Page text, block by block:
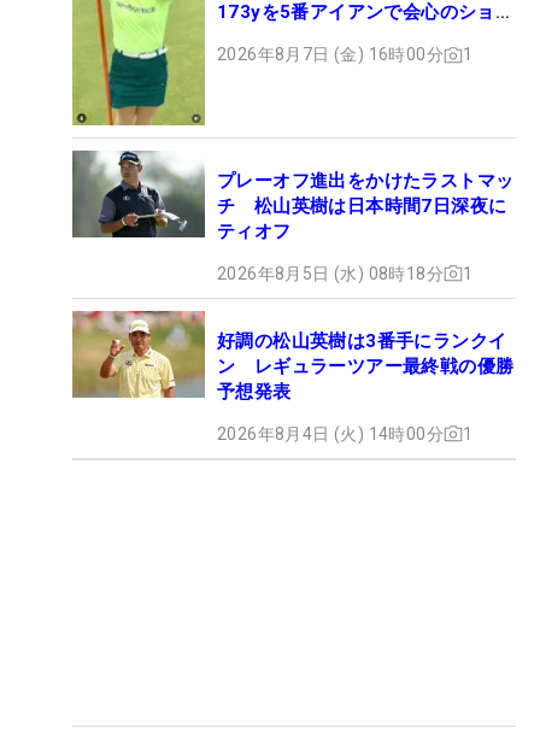
173yを5番アイアンで会心のショッ
2026年8月7日 (金) 16時00分 1
プレーオフ進出をかけたラストマッ
チ 松山英樹は日本時間7日深夜に
ティオフ
2026年8月5日 (水) 08時18分 1
好調の松山英樹は3番手にランクイ
ン レギュラーツアー最終戦の優勝
予想発表
2026年8月4日 (火) 14時00分 1